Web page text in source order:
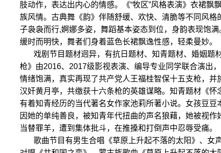
肢动作，表达出内心的情感。《“牧区”风格表演》衣裙飘
族风情。古典舞《韵》伴随舒缓、欢快、清脆等不同风格
子袅袅而行,婀娜多姿，舞蹈基本姿态到位，身韵表现饱
缓时而明快，舞者们身着蓝色长裙飘逸性感，轻柔曼妙。
戏剧节目题材迥异，有抗日题材、知青题材、婚姻题
枪》由2016、2017级影视表演、编导专业同学联合演出
情绪饱满，真实再现了共产党人王福桂智保十五支枪，并
汉奸黄月亭，共缴获十六条枪的英雄谋略。知青题材《怀
有着知青经历的当代著名女作家池莉所著小说。女孩豆豆
因她的单纯善良，被知青年代扭曲的声名狼藉，她被视
当替罪羊，遭到集体批斗，在推搡和打倒声中忍辱受痛。
歌曲节目有男生合唱《草原上升起不落的太阳》、女